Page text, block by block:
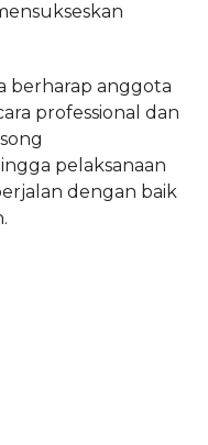
berharap anggota
professional dan
pelaksanaan
dengan baik